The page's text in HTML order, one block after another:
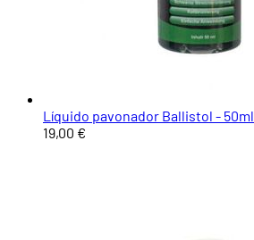
Líquido pavonador Ballistol - 50ml
19,00 €